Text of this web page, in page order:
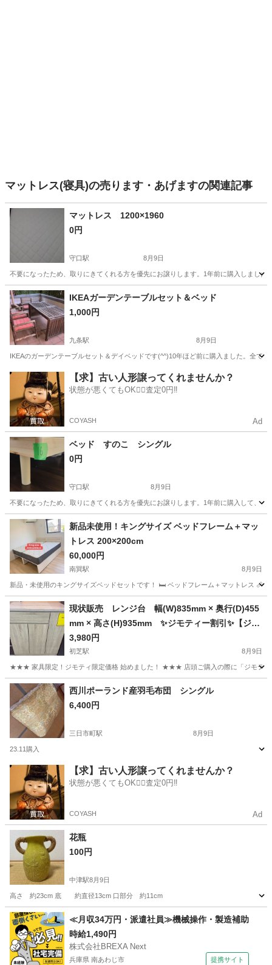
マットレス(寝具)の売ります・あげますの関連記事
マットレス 1200×1960
0円
守口駅 8月9日
不要になったため、取りにきてくれる方を優先にお譲りします。1年前に購入しまし
大阪 守口市 守口駅 寝具
IKEAガーデンテーブルセット＆ベッド
1,000円
九条駅 8月9日
IKEAのガーデンテーブルセット＆デイベッドです(^^)10年ほど前に購入ました。全て
大阪 大阪市 九条駅 テーブル
【求】古い人形譲ってくれませんか？
状態が悪くてもOK🙆‍♀️査定0円‼️
COYASH Ad
ベッド すのこ シングル
0円
守口駅 8月9日
不要になったため、取りにきてくれる方を優先にお譲りします。1年前に購入して、ト
大阪 守口市 守口駅 ベッド
新品未使用！キングサイズ ベッドフレーム＋マッ
トレス 200×200cm
60,000円
南巽駅 8月9日
新品・未使用のキングサイズベッドセットです！ 🛏️ ベッドフレーム＋マットレス 📏
大阪 大阪市 南巽駅 キングサイズ
現状販売 レンジ台 幅(W)835mm × 奥行(D)455
mm × 高さ(H)935mm ✨️ジモティー割引✨️【ジャ
ングルジャングル堺初芝店】 堺市（東区 西区
北区 南区 堺区 美原区）高石市 泉大津市
忠岡町 和泉市 松原市 大阪狭山市
3,980円
初芝駅 8月9日
★★★ 家具限定！ジモティ限定価格 始めました！ ★★★ 店頭ご購入の際に「ジモティ
大阪 堺市 初芝駅 収納家具 ジャングル
西川ポーランド産羽毛布団 シングル
6,400円
三日市町駅 8月9日
23.11購入
大阪 河内長野市 三日市町駅 寝具 西川
【求】古い人形譲ってくれませんか？
状態が悪くてもOK🙆‍♀️査定0円‼️
COYASH Ad
花瓶
100円
中津駅8月9日
高さ 約23cm 底 約直径13cm 口部分 約11cm
大阪 大阪市 中津駅 インテリア雑貨/小物
≪月収34万円・派遣社員≫機械操作・製造補助
時給1,490円
株式会社BREXA Next
兵庫県 南あわじ市 提携サイト